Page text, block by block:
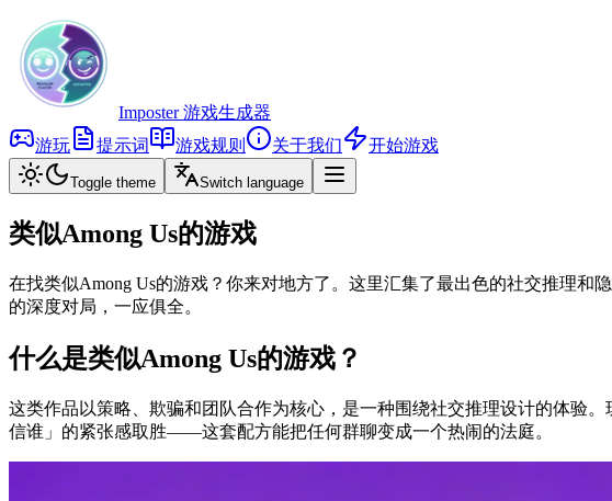
Imposter 游戏生成器
游玩
提示词 游戏规则 关于我们 开始游戏
Toggle theme Switch language
类似Among Us的游戏
在找类似Among Us的游戏？你来对地方了。这里汇集了最出色的社交推理
的深度对局，一应俱全。
什么是类似Among Us的游戏？
这类作品以策略、欺骗和团队合作为核心，是一种围绕社交推理设计的体验
信谁」的紧张感取胜——这套配方能把任何群聊变成一个热闹的法庭。